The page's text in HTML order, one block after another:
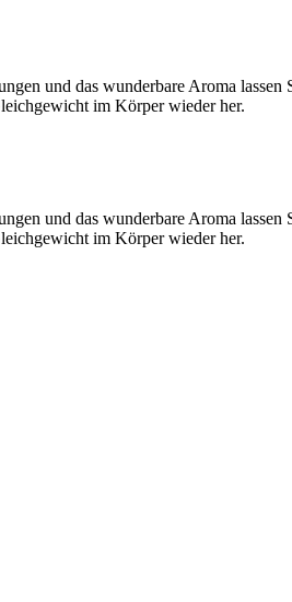
und das wunderbare Aroma lassen
im Körper wieder her.
und das wunderbare Aroma lassen
im Körper wieder her.